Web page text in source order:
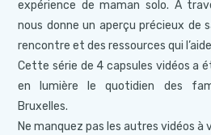
expérience de maman solo. À
nous donne un aperçu précieux de
rencontre et des ressources qui
Cette série de 4 capsules vidéos a
en lumière le quotidien des
Bruxelles.
Ne manquez pas les autres vidéos à